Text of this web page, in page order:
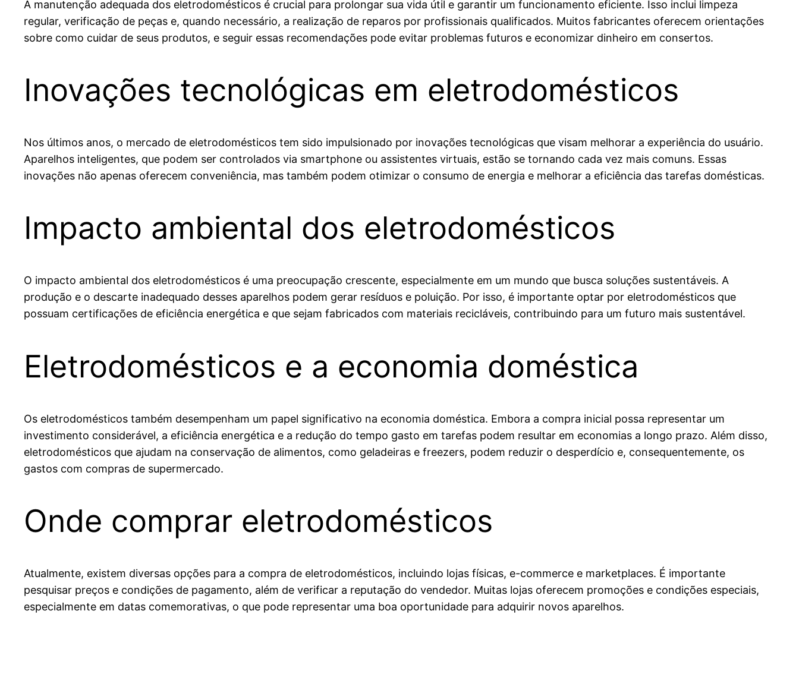
A manutenção adequada dos eletrodomésticos é crucial para prolongar sua vida útil e garantir um funcionamento eficiente. Isso inclui limpeza
regular, verificação de peças e, quando necessário, a realização de reparos por profissionais qualificados. Muitos fabricantes oferecem orientações
sobre como cuidar de seus produtos, e seguir essas recomendações pode evitar problemas futuros e economizar dinheiro em consertos.
Inovações tecnológicas em eletrodomésticos
Nos últimos anos, o mercado de eletrodomésticos tem sido impulsionado por inovações tecnológicas que visam melhorar a experiência do usuário.
Aparelhos inteligentes, que podem ser controlados via smartphone ou assistentes virtuais, estão se tornando cada vez mais comuns. Essas
inovações não apenas oferecem conveniência, mas também podem otimizar o consumo de energia e melhorar a eficiência das tarefas domésticas.
Impacto ambiental dos eletrodomésticos
O impacto ambiental dos eletrodomésticos é uma preocupação crescente, especialmente em um mundo que busca soluções sustentáveis. A
produção e o descarte inadequado desses aparelhos podem gerar resíduos e poluição. Por isso, é importante optar por eletrodomésticos que
possuam certificações de eficiência energética e que sejam fabricados com materiais recicláveis, contribuindo para um futuro mais sustentável.
Eletrodomésticos e a economia doméstica
Os eletrodomésticos também desempenham um papel significativo na economia doméstica. Embora a compra inicial possa representar um
investimento considerável, a eficiência energética e a redução do tempo gasto em tarefas podem resultar em economias a longo prazo. Além disso,
eletrodomésticos que ajudam na conservação de alimentos, como geladeiras e freezers, podem reduzir o desperdício e, consequentemente, os
gastos com compras de supermercado.
Onde comprar eletrodomésticos
Atualmente, existem diversas opções para a compra de eletrodomésticos, incluindo lojas físicas, e-commerce e marketplaces. É importante
pesquisar preços e condições de pagamento, além de verificar a reputação do vendedor. Muitas lojas oferecem promoções e condições especiais,
especialmente em datas comemorativas, o que pode representar uma boa oportunidade para adquirir novos aparelhos.